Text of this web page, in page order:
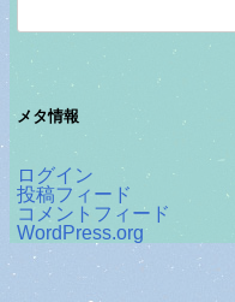
メタ情報
ログイン
投稿フィード
コメントフィード
WordPress.org